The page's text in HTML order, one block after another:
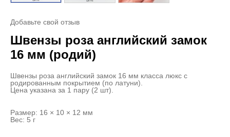
Добавьте свой отзыв
Швензы роза английский замок
16 мм (родий)
Швензы роза английский замок 16 мм класса люкс с
родированным покрытием (по латуни).
Цена указана за 1 пару (2 шт).
Размер: 16 × 10 × 12 мм
Вес: 5 г